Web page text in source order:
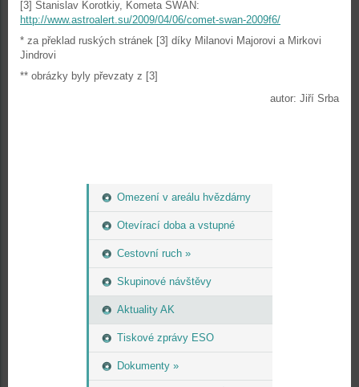
Omezení v areálu hvězdárny
Otevírací doba a vstupné
Cestovní ruch »
Skupinové návštěvy
Aktuality AK
Tiskové zprávy ESO
Dokumenty »
[3] Stanislav Korotkiy, Kometa SWAN:
http://www.astroalert.su/2009/04/06/comet-swan-2009f6/
* za překlad ruských stránek [3] díky Milanovi Majorovi a Mirkovi
Jindrovi
** obrázky byly převzaty z [3]
autor: Jiří Srba